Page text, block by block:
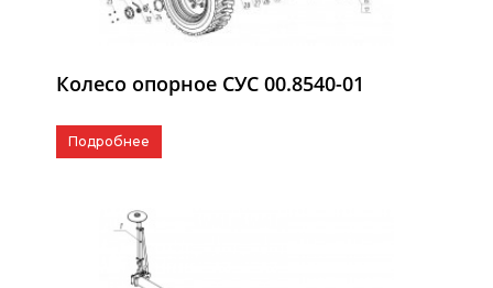
Колесо опорное СУС 00.8540-01
Подробнее